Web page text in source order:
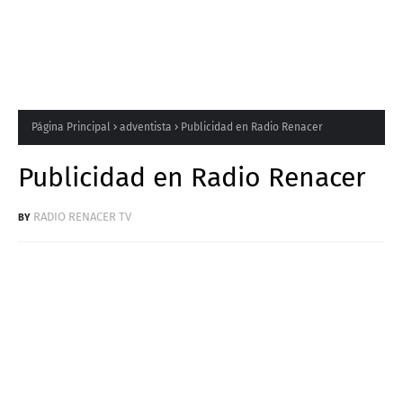
Página Principal adventista Publicidad en Radio Renacer
Publicidad en Radio Renacer
RADIO RENACER TV